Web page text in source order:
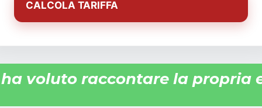
CALCOLA TARIFFA
voluto raccontare la propria